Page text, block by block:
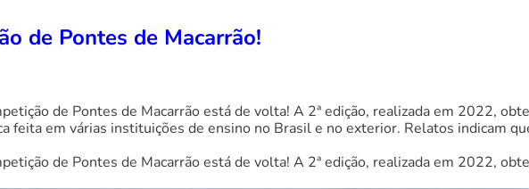
de Pontes de Macarrão!
de Pontes de Macarrão está de volta! A 2ª edição, realizada em 2022,
feita em várias instituições de ensino no Brasil e no exterior. Relatos indicam
de Pontes de Macarrão está de volta! A 2ª edição, realizada em 2022,